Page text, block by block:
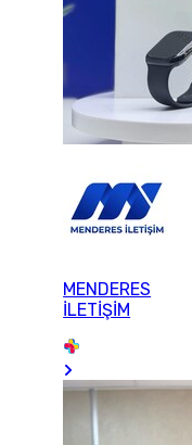
MENDERES
İLETİŞİM